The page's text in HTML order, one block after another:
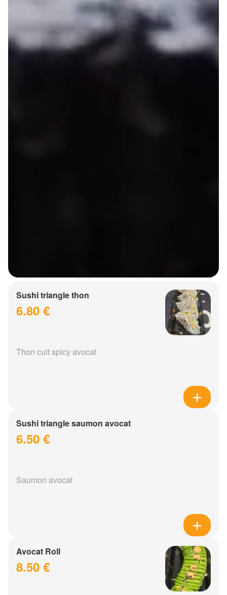
Sushi triangle thon
6.80 €
Thon cuit spicy avocat
Sushi triangle saumon avocat
6.50 €
Saumon avocat
Avocat Roll
8.50 €